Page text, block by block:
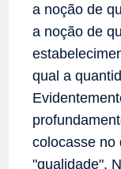
a noção de
a noção de
qual a
colocasse no
"qualidade".